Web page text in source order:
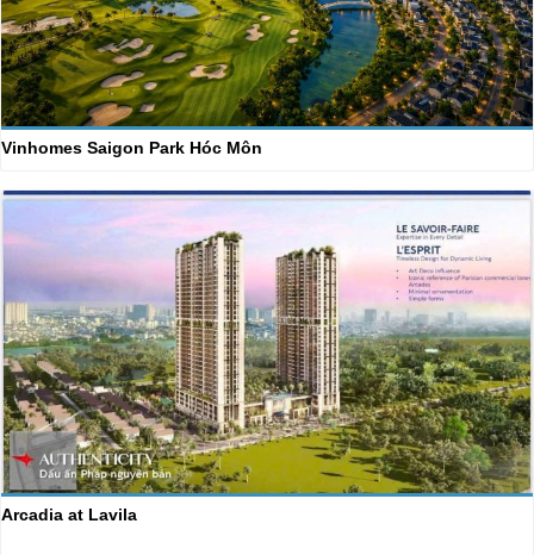
Vinhomes Saigon Park Hóc Môn
Arcadia at Lavila